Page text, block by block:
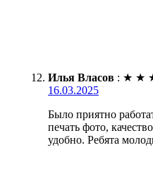
Илья Власов : ★ ★
16.03.2025
Было приятно
печать фото,
удобно. Ребята